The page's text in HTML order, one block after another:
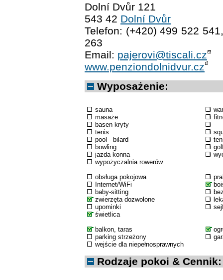
Dolní Dvůr 121
543 42 Dolní Dvůr
Telefon: (+420) 499 522
263
Email: pajerovi@tiscali.cz
www.penziondolnidvur.cz
Wyposażenie:
sauna
masaże
basen kryty
tenis
pool - bilard
bowling
jazda konna
wypożyczalnia rowerów
obsługa pokojowa
Internet/WiFi
baby-sitting
zwierzęta dozwolone
upominki
świetlica
balkon, taras
parking strzeżony
wejście dla niepełnosprawnych
Rodzaje pokoi & Cennik: